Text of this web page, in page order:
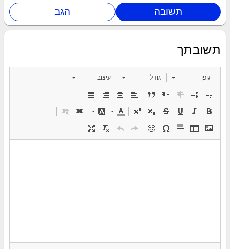
תשובתך
גופן גודל עיצוב